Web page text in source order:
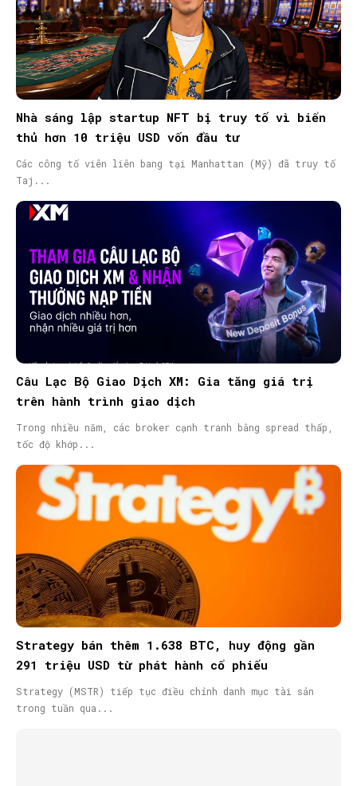
Nhà sáng lập startup NFT bị truy tố vì biển
thủ hơn 10 triệu USD vốn đầu tư
Các công tố viên liên bang tại Manhattan (Mỹ) đã truy tố
Taj...
Câu Lạc Bộ Giao Dịch XM: Gia tăng giá trị
trên hành trình giao dịch
Trong nhiều năm, các broker cạnh tranh bằng spread thấp,
tốc độ khớp...
Strategy bán thêm 1.638 BTC, huy động gần
291 triệu USD từ phát hành cổ phiếu
Strategy (MSTR) tiếp tục điều chỉnh danh mục tài sản
trong tuần qua...